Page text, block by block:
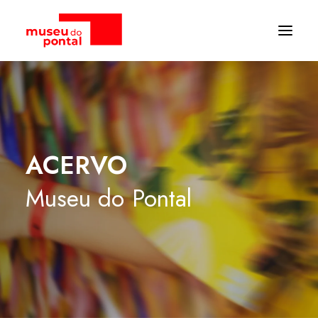
ACERVO
Museu do Pontal